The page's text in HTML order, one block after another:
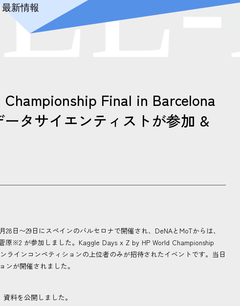
最新情報
Final in Barcelona
タサイエンティストが参加 &
日〜29日にスペインのバルセロナで開催され、DeNAとMoTからは、
※2 が参加しました。Kaggle Days x Z by HP World Championship
ラインコンペティションの上位者のみが招待されたイベントです。当日
ンが開催されました。
料を公開しました。